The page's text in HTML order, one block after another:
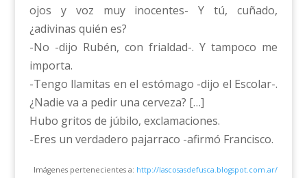
ojos y voz muy inocentes- Y tú, cuñado,
¿adivinas quién es?
-No -dijo Rubén, con frialdad-. Y tampoco me
importa.
-Tengo llamitas en el estómago -dijo el Escolar-.
¿Nadie va a pedir una cerveza? […]
Hubo gritos de júbilo, exclamaciones.
-Eres un verdadero pajarraco -afirmó Francisco.
Imágenes pertenecientes a: http://lascosasdefusca.blogspot.com.ar/